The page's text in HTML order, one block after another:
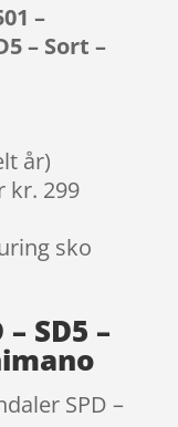
–
– Sort –
år)
kr. 299
sko
SD5 –
SPD –